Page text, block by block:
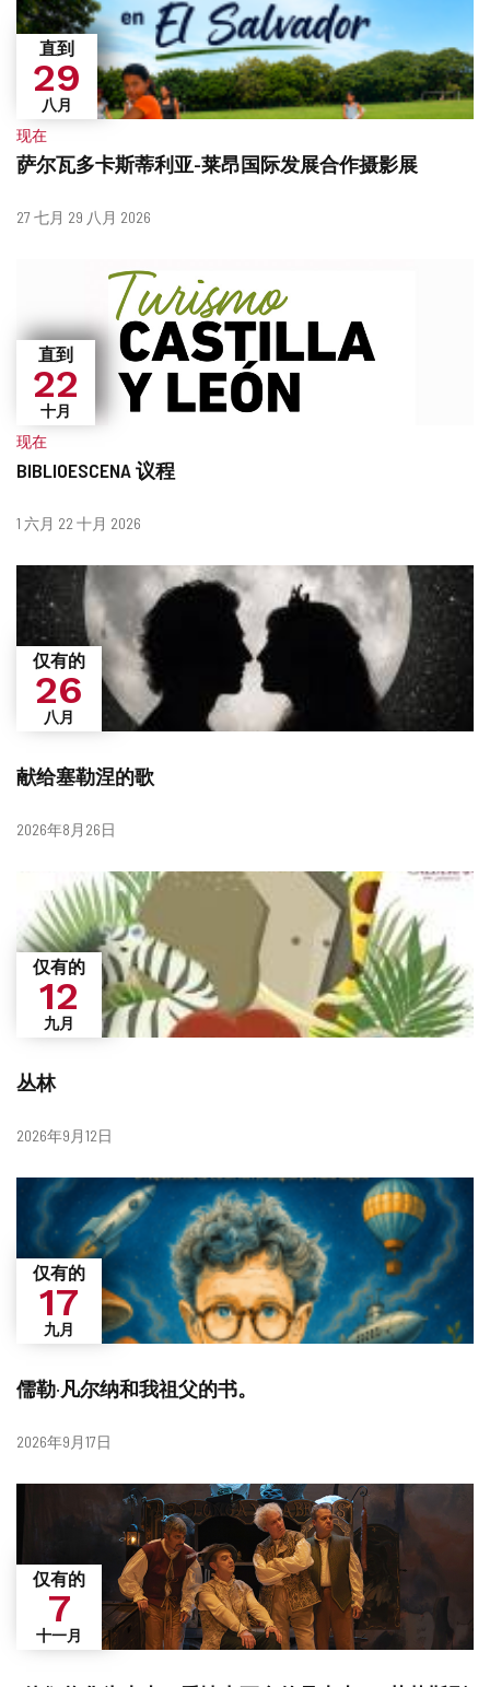
萨尔瓦多卡斯蒂利亚-莱昂国际发展合作摄影展
直到
29
八月
什
现在
日
27 七月 29 八月 2026
BIBLIOESCENA 议程
直到
22
十月
什
现在
日
1 六月 22 十月 2026
献给塞勒涅的歌
仅有的
26
八月
日
2026年8月26日
丛林
仅有的
12
九月
日
2026年9月12日
儒勒·凡尔纳和我祖父的书。
仅有的
17
九月
日
2026年9月17日
仅有的
7
十一月